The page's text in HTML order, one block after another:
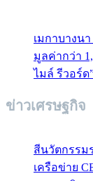
เมกาบางน
มูลค่ากว่า
ไมล์ รีวอร์ด
ข่าวเศรษฐกิจ
สีนวัตกรรม
เครือข่าย